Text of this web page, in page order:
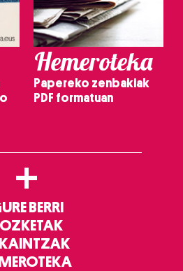
Hemeroteka
Papereko zenbakiak
PDF formatuan
+
BERRI